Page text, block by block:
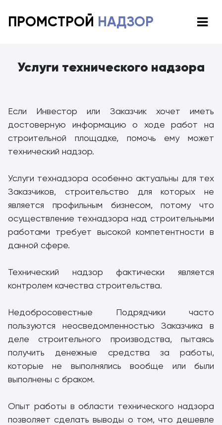
ПРОМСТРОЙ НАДЗОР
Услуги технического надзора
Если Инвестор или Заказчик хочет иметь
достоверную информацию о ходе работ на
строительной площадке, помочь ему может
технический надзор.
Услуги технадзора особенно актуальны для тех
Заказчиков, строительство для которых не
является профильным бизнесом, потому что
осуществление технадзора над строительными
работами требует высокой компетентности в
данной сфере.
Технический надзор фактически является
контролем качества строительства.
Недобросовестные Подрядчики часто
пользуются неосведомленностью Заказчика в
деле строительного производства, пытаясь
получить денежные средства за работы,
которые не выполнялись вообще или были
выполнены с браком.
Опыт работы в области технического надзора
позволяет сделать выводы о том, что дешевле